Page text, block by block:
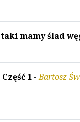
mamy ślad
1 -Bartosz